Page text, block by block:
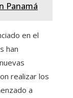
Panamá
en el
han
realizar los
a